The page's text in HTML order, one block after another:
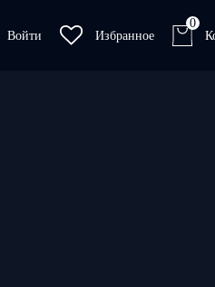
Войти Избранное
0